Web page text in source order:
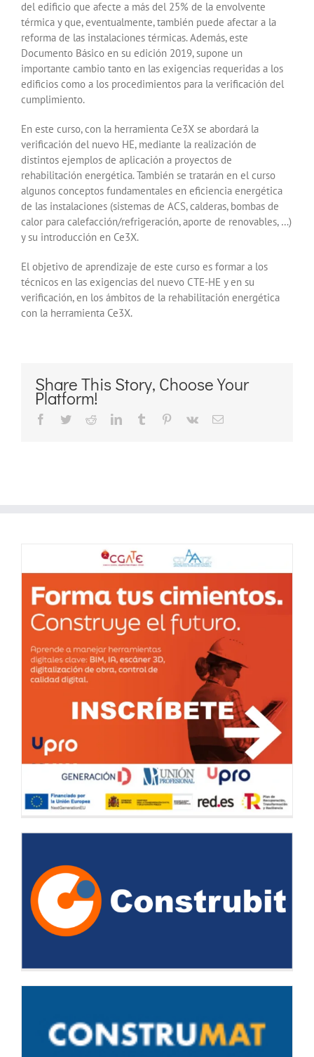
del edificio que afecte a más del 25% de la envolvente
térmica y que, eventualmente, también puede afectar a la
reforma de las instalaciones térmicas. Además, este
Documento Básico en su edición 2019, supone un
importante cambio tanto en las exigencias requeridas a los
edificios como a los procedimientos para la verificación del
cumplimiento.
En este curso, con la herramienta Ce3X se abordará la
verificación del nuevo HE, mediante la realización de
distintos ejemplos de aplicación a proyectos de
rehabilitación energética. También se tratarán en el curso
algunos conceptos fundamentales en eficiencia energética
de las instalaciones (sistemas de ACS, calderas, bombas de
calor para calefacción/refrigeración, aporte de renovables, …)
y su introducción en Ce3X.
El objetivo de aprendizaje de este curso es formar a los
técnicos en las exigencias del nuevo CTE-HE y en su
verificación, en los ámbitos de la rehabilitación energética
con la herramienta Ce3X.
Share This Story, Choose Your
Platform!
Facebook
TwitterRedditLinkedInTumblr Pinterest
Vk
Correo